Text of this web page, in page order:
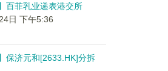
百菲乳业递表港交所
日 下午5:36
保济元和[2633.HK]分拆